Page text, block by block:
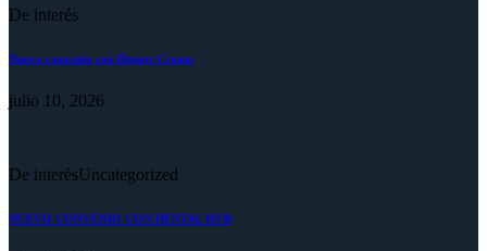
De interés
Nuevo convenio con Deport Cream
julio 10, 2026
De interésUncategorized
NUEVO CONVENIO CON DENTAL HUB